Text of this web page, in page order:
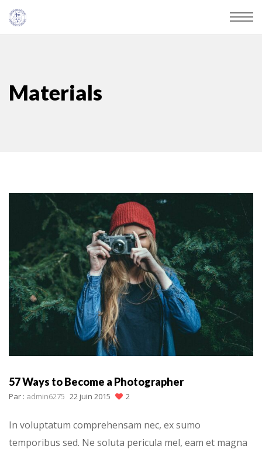
Materials
57 Ways to Become a Photographer
Par : admin6275 22 juin 2015 2
In voluptatum comprehensam nec, ex sumo
temporibus sed. Ne soluta pericula mel, eam et magna